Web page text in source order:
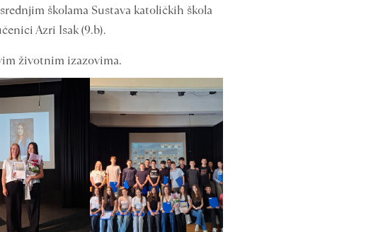
školama Sustava katoličkih škola
Azri Isak (9.b).
životnim izazovima.